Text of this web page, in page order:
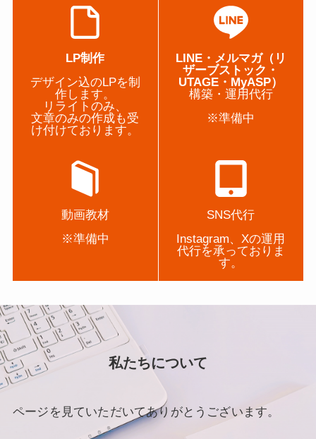
LP制作
デザイン込のLPを制
作します。
リライトのみ、
文章のみの作成も受
け付けております。
LINE・メルマガ（リ
ザーブストック・
UTAGE・MyASP）
構築・運用代行
※準備中
動画教材
※準備中
SNS代行
Instagram、Xの運用
代行を承っておりま
す。
私たちについて
ページを見ていただいてありがとうございます。